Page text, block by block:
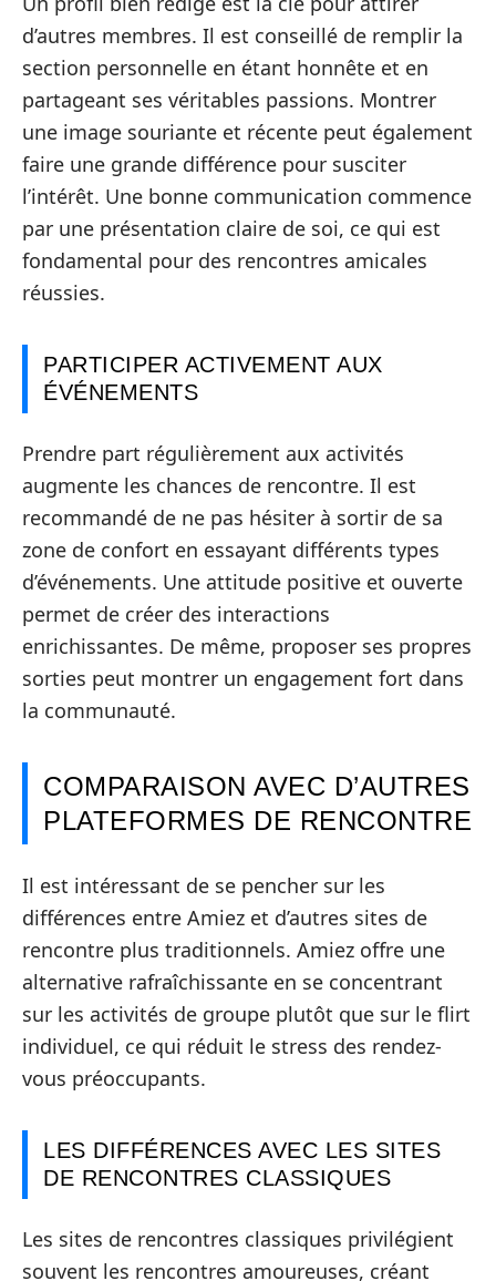
d’autres membres. Il est conseillé de remplir la
section personnelle en étant honnête et en
partageant ses véritables passions. Montrer
une image souriante et récente peut également
faire une grande différence pour susciter
l’intérêt. Une bonne communication commence
par une présentation claire de soi, ce qui est
fondamental pour des rencontres amicales
réussies.
PARTICIPER ACTIVEMENT AUX
ÉVÉNEMENTS
Prendre part régulièrement aux activités
augmente les chances de rencontre. Il est
recommandé de ne pas hésiter à sortir de sa
zone de confort en essayant différents types
d’événements. Une attitude positive et ouverte
permet de créer des interactions
enrichissantes. De même, proposer ses propres
sorties peut montrer un engagement fort dans
la communauté.
COMPARAISON AVEC D’AUTRES
PLATEFORMES DE RENCONTRE
Il est intéressant de se pencher sur les
différences entre Amiez et d’autres sites de
rencontre plus traditionnels. Amiez offre une
alternative rafraîchissante en se concentrant
sur les activités de groupe plutôt que sur le flirt
individuel, ce qui réduit le stress des rendez-
vous préoccupants.
LES DIFFÉRENCES AVEC LES SITES
DE RENCONTRES CLASSIQUES
Les sites de rencontres classiques privilégient
souvent les rencontres amoureuses, créant